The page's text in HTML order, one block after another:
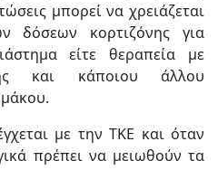
μπορεί να χρειάζεται
δόσεων κορτιζόνης για
είτε θεραπεία με
και κάποιου άλλου
με την ΤΚΕ και όταν
πρέπει να μειωθούν τα